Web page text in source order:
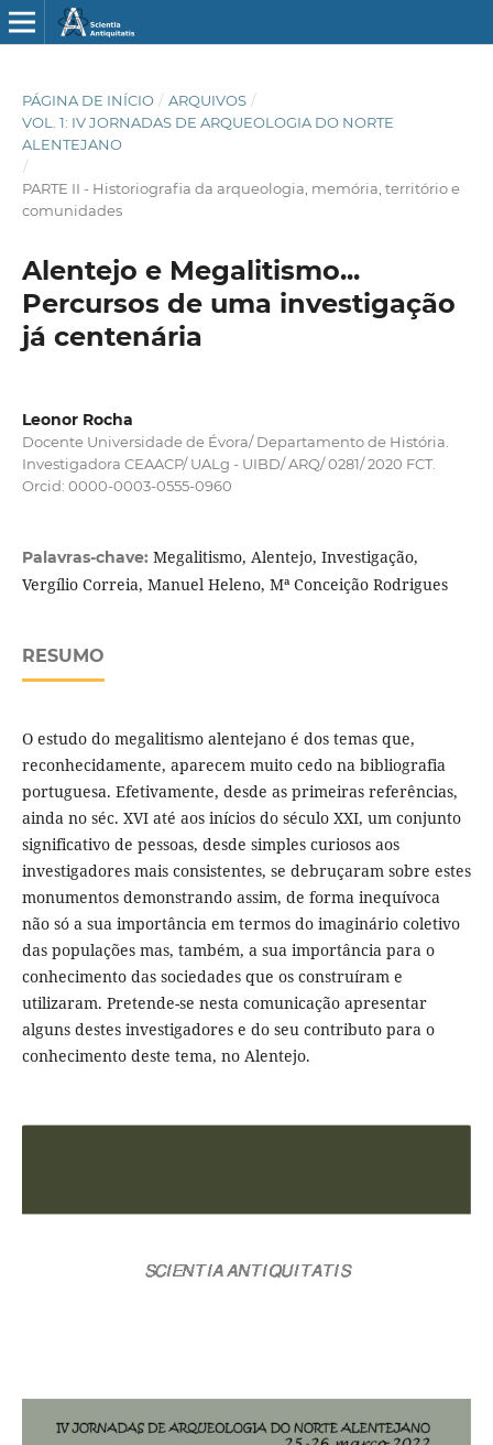
PÁGINA DE INÍCIO / ARQUIVOS /
VOL. 1: IV JORNADAS DE ARQUEOLOGIA DO NORTE
ALENTEJANO
/
PARTE II - Historiografia da arqueologia, memória, território e
comunidades
Alentejo e Megalitismo...
Percursos de uma investigação
já centenária
Leonor Rocha
Docente Universidade de Évora/ Departamento de História.
Investigadora CEAACP/ UALg - UIBD/ ARQ/ 0281/ 2020 FCT.
Orcid: 0000-0003-0555-0960
Palavras-chave: Megalitismo, Alentejo, Investigação,
Vergílio Correia, Manuel Heleno, Mª Conceição Rodrigues
RESUMO
O estudo do megalitismo alentejano é dos temas que,
reconhecidamente, aparecem muito cedo na bibliografia
portuguesa. Efetivamente, desde as primeiras referências,
ainda no séc. XVI até aos inícios do século XXI, um conjunto
significativo de pessoas, desde simples curiosos aos
investigadores mais consistentes, se debruçaram sobre estes
monumentos demonstrando assim, de forma inequívoca
não só a sua importância em termos do imaginário coletivo
das populações mas, também, a sua importância para o
conhecimento das sociedades que os construíram e
utilizaram. Pretende-se nesta comunicação apresentar
alguns destes investigadores e do seu contributo para o
conhecimento deste tema, no Alentejo.